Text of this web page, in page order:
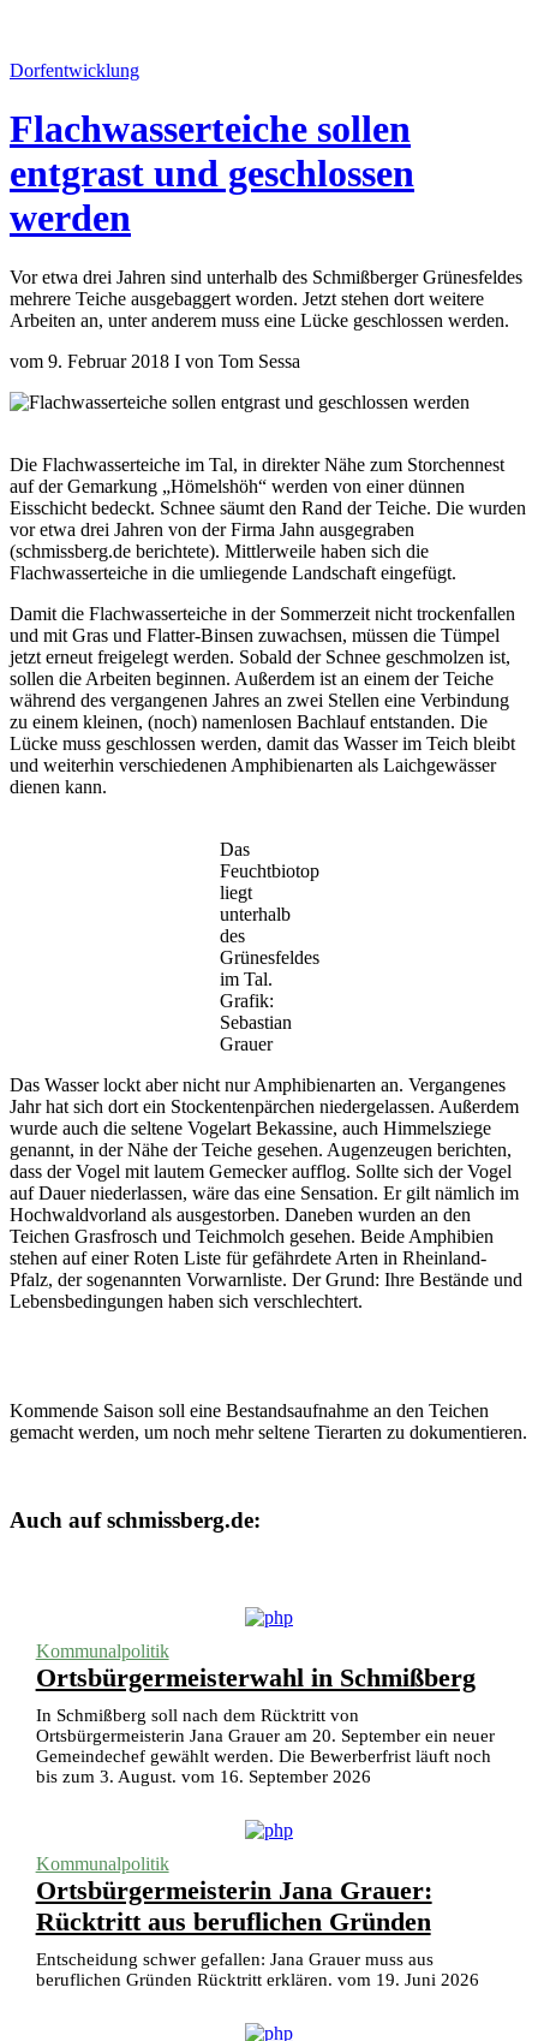
Dorfentwicklung
Flachwasserteiche sollen
entgrast und geschlossen
werden
Vor etwa drei Jahren sind unterhalb des Schmißberger Grünesfeldes
mehrere Teiche ausgebaggert worden. Jetzt stehen dort weitere
Arbeiten an, unter anderem muss eine Lücke geschlossen werden.
vom 9. Februar 2018 I von Tom Sessa
Die Flachwasserteiche im Tal, in direkter Nähe zum Storchennest
auf der Gemarkung „Hömelshöh“ werden von einer dünnen
Eisschicht bedeckt. Schnee säumt den Rand der Teiche. Die wurden
vor etwa drei Jahren von der Firma Jahn ausgegraben
(schmissberg.de berichtete). Mittlerweile haben sich die
Flachwasserteiche in die umliegende Landschaft eingefügt.
Damit die Flachwasserteiche in der Sommerzeit nicht trockenfallen
und mit Gras und Flatter-Binsen zuwachsen, müssen die Tümpel
jetzt erneut freigelegt werden. Sobald der Schnee geschmolzen ist,
sollen die Arbeiten beginnen. Außerdem ist an einem der Teiche
während des vergangenen Jahres an zwei Stellen eine Verbindung
zu einem kleinen, (noch) namenlosen Bachlauf entstanden. Die
Lücke muss geschlossen werden, damit das Wasser im Teich bleibt
und weiterhin verschiedenen Amphibienarten als Laichgewässer
dienen kann.
Das
Feuchtbiotop
liegt
unterhalb
des
Grünesfeldes
im Tal.
Grafik:
Sebastian
Grauer
Das Wasser lockt aber nicht nur Amphibienarten an. Vergangenes
Jahr hat sich dort ein Stockentenpärchen niedergelassen. Außerdem
wurde auch die seltene Vogelart Bekassine, auch Himmelsziege
genannt, in der Nähe der Teiche gesehen. Augenzeugen berichten,
dass der Vogel mit lautem Gemecker aufflog. Sollte sich der Vogel
auf Dauer niederlassen, wäre das eine Sensation. Er gilt nämlich im
Hochwaldvorland als ausgestorben. Daneben wurden an den
Teichen Grasfrosch und Teichmolch gesehen. Beide Amphibien
stehen auf einer Roten Liste für gefährdete Arten in Rheinland-
Pfalz, der sogenannten Vorwarnliste. Der Grund: Ihre Bestände und
Lebensbedingungen haben sich verschlechtert.
Kommende Saison soll eine Bestandsaufnahme an den Teichen
gemacht werden, um noch mehr seltene Tierarten zu dokumentieren.
Auch auf schmissberg.de:
Kommunalpolitik
Ortsbürgermeisterwahl in Schmißberg
In Schmißberg soll nach dem Rücktritt von
Ortsbürgermeisterin Jana Grauer am 20. September ein neuer
Gemeindechef gewählt werden. Die Bewerberfrist läuft noch
bis zum 3. August. vom 16. September 2026
Kommunalpolitik
Ortsbürgermeisterin Jana Grauer:
Rücktritt aus beruflichen Gründen
Entscheidung schwer gefallen: Jana Grauer muss aus
beruflichen Gründen Rücktritt erklären. vom 19. Juni 2026